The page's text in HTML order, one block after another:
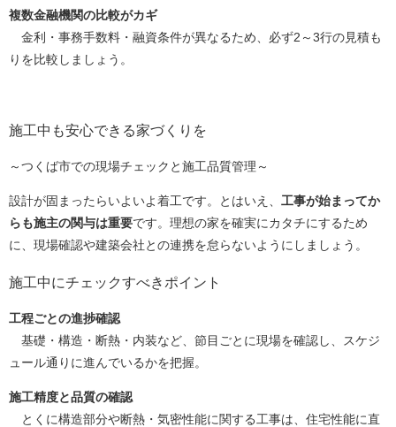
複数金融機関の比較がカギ
金利・事務手数料・融資条件が異なるため、必ず2～3行の見積も
りを比較しましょう。
施工中も安心できる家づくりを
～つくば市での現場チェックと施工品質管理～
設計が固まったらいよいよ着工です。とはいえ、 工事が始まってか
らも施主の関与は重要です。理想の家を確実にカタチにするため
に、現場確認や建築会社との連携を怠らないようにしましょう。
施工中にチェックすべきポイント
工程ごとの進捗確認
基礎・構造・断熱・内装など、節目ごとに現場を確認し、スケジ
ュール通りに進んでいるかを把握。
施工精度と品質の確認
とくに構造部分や断熱・気密性能に関する工事は、住宅性能に直